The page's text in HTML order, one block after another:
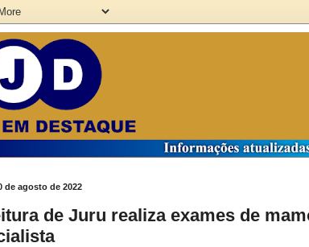
de agosto de 2022
de Juru realiza exames de